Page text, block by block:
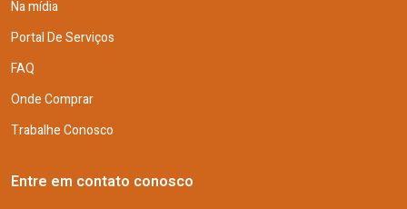
Na mídia
Portal De Serviços
FAQ
Onde Comprar
Trabalhe Conosco
Entre em contato conosco